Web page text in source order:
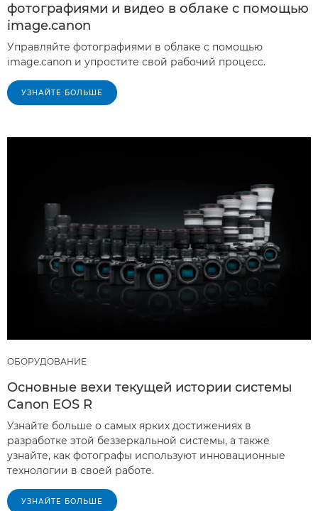
фотографиями и видео в облаке с помощью
image.canon
Управляйте фотографиями в облаке с помощью
image.canon и упростите свой рабочий процесс.
УЗНАЙТЕ БОЛЬШЕ
ОБОРУДОВАНИЕ
Основные вехи текущей истории системы
Canon EOS R
Узнайте больше о самых ярких достижениях в
разработке этой беззеркальной системы, а также
узнайте, как фотографы используют инновационные
технологии в своей работе.
УЗНАЙТЕ БОЛЬШЕ